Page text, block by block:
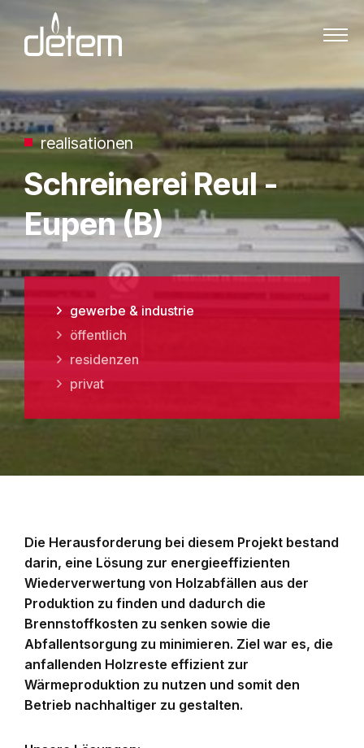
realisationen
Schreinerei Reul -
Eupen (B)
gewerbe & industrie
öffentlich
residenzen
privat
Die Herausforderung bei diesem Projekt bestand
darin, eine Lösung zur energieeffizienten
Wiederverwertung von Holzabfällen aus der
Produktion zu finden und dadurch die
Brennstoffkosten zu senken sowie die
Abfallentsorgung zu minimieren. Ziel war es, die
anfallenden Holzreste effizient zur
Wärmeproduktion zu nutzen und somit den
Betrieb nachhaltiger zu gestalten.